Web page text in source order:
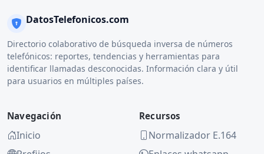
DatosTelefonicos.com
Directorio colaborativo de búsqueda inversa de números
telefónicos: reportes, tendencias y herramientas para
identificar llamadas desconocidas. Información clara y útil
para usuarios en múltiples países.
Navegación
Inicio
Recursos
Normalizador E.164